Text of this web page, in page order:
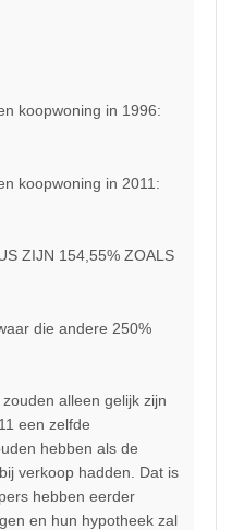
koopwoning in 1996:
koopwoning in 2011:
ZIJN 154,55% ZOALS
die andere 250%
alleen gelijk zijn
een zelfde
hebben als de
verkoop hadden. Dat is
hebben eerder
en hun hypotheek zal